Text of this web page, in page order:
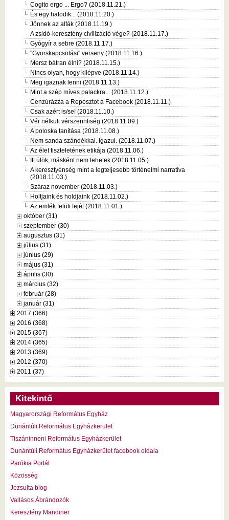
Cogito ergo ... Ergo? (2018.11.21.)
És egy hatodik... (2018.11.20.)
Jönnek az alfák (2018.11.19.)
A zsidó-keresztény civilizáció vége? (2018.11.17.)
Gyógyír a sebre (2018.11.17.)
"Gyorskapcsolási" verseny (2018.11.16.)
Mersz bátran élni? (2018.11.15.)
Nincs olyan, hogy kilépve (2018.11.14.)
Meg igaznak lenni (2018.11.13.)
Mint a szép míves palackra... (2018.11.12.)
Cenzúrázza a Reposztot a Facebook (2018.11.11.)
Csak azért is/se! (2018.11.10.)
Vér nélküli vérszerintiség (2018.11.09.)
A poloska tanítása (2018.11.08.)
Nem sanda szándékkal. Igazul. (2018.11.07.)
Az élet tiszteletének etikája (2018.11.06.)
Itt ülök, másként nem tehetek (2018.11.05.)
A keresztyénség mint a legteljesebb történelmi narratíva
(2018.11.03.)
Száraz november (2018.11.03.)
Holtjaink és holdjaink (2018.11.02.)
Az emlék felüti fejét (2018.11.01.)
október (31)
szeptember (30)
augusztus (31)
július (31)
június (29)
május (31)
április (30)
március (32)
február (28)
január (31)
2017 (366)
2016 (368)
2015 (367)
2014 (365)
2013 (369)
2012 (370)
2011 (37)
Kitekintő
Magyarországi Református Egyház
Dunántúli Református Egyházkerület
Tiszáninneni Református Egyházkerület
Dunántúli Református Egyházkerület facebook oldala
Parókia Portál
Közösség
Jezsuita blog
Vallásos Ábrándozók
Keresztény Mandiner